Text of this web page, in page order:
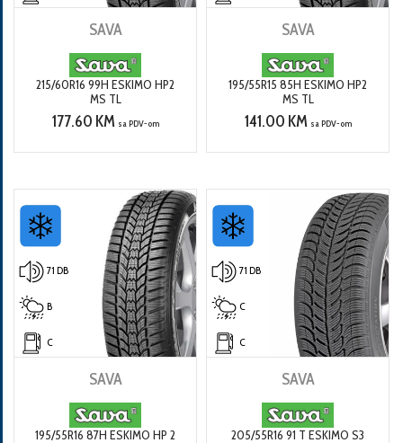
SAVA
215/60R16 99H ESKIMO HP2
MS TL
177.60 KM sa PDV-om
SAVA
195/55R15 85H ESKIMO HP2
MS TL
141.00 KM sa PDV-om
71 DB
B
C
SAVA
195/55R16 87H ESKIMO HP 2
71 DB
C
C
SAVA
205/55R16 91 T ESKIMO S3